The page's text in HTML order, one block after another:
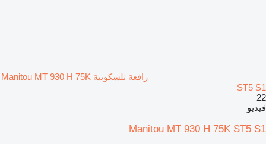
رافعة تلسكوبية Manitou MT 930 H 75K
ST5 S1
22
فيديو
Manitou MT 930 H 75K ST5 S1